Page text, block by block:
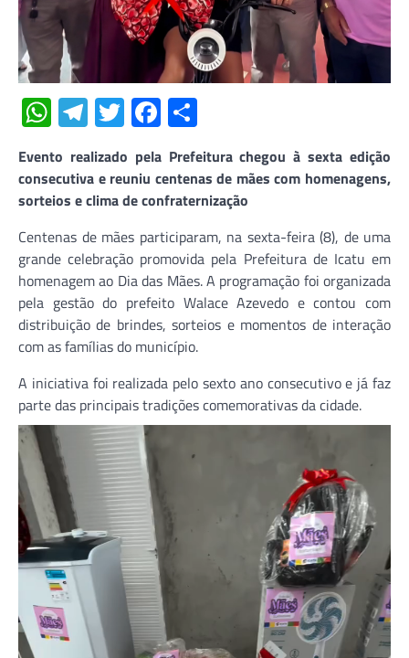
WhatsApp
Telegram
TwitterFacebook
Evento realizado pela Prefeitura chegou à sexta edição
consecutiva e reuniu centenas de mães com homenagens,
sorteios e clima de confraternização
Centenas de mães participaram, na sexta-feira (8), de uma
grande celebração promovida pela Prefeitura de Icatu em
homenagem ao Dia das Mães. A programação foi organizada
pela gestão do prefeito Walace Azevedo e contou com
distribuição de brindes, sorteios e momentos de interação
com as famílias do município.
A iniciativa foi realizada pelo sexto ano consecutivo e já faz
parte das principais tradições comemorativas da cidade.
Tocador
de
vídeo